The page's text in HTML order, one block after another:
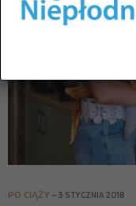
PO CIĄŻY 3 STYCZNIA 2018